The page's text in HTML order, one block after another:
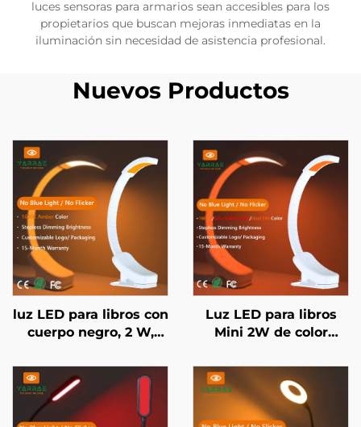
luces sensoras para armarios sean accesibles para los
propietarios que buscan mejoras inmediatas en la
iluminación sin necesidad de asistencia profesional.
Nuevos Productos
luz LED para libros con
cuerpo negro, 2 W,
brillo, sin luz azul,
color ámbar 1600K
Luz LED para libros
Mini 2W de color
625-630 nm sin luz
azul ni parpadeo,
cuerpo blanco